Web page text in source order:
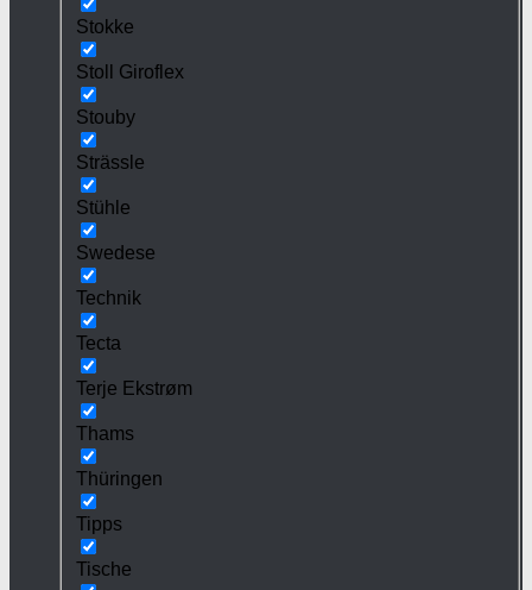
Stokke
Stoll Giroflex
Stouby
Strässle
Stühle
Swedese
Technik
Tecta
Terje Ekstrøm
Thams
Thüringen
Tipps
Tische